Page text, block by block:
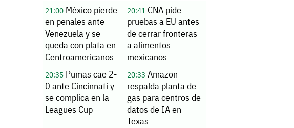
21:00 México pierde
en penales ante
Venezuela y se
queda con plata en
Centroamericanos
20:41CNA pide
pruebas a EU antes
de cerrar fronteras
a alimentos
mexicanos
20:35 Pumas cae 2-
0 ante Cincinnati y
se complica en la
Leagues Cup
20:33 Amazon
respalda planta de
gas para centros de
datos de IA en
Texas